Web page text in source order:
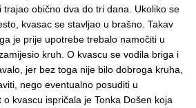
trajao obično dva do tri dana. Ukoliko se
kvasac se stavljao u brašno. Takav
je prije upotrebe trebalo namočiti u
kruh. O kvascu se vodila briga i
jer bez toga nije bilo dobroga kruha,
nego eventualno posuditi u
kvascu ispričala je Tonka Došen koja